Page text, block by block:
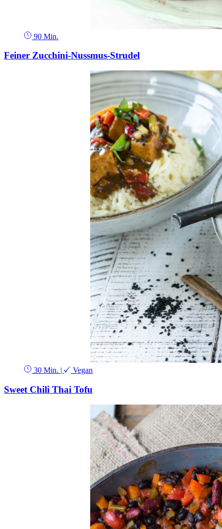
90 Min.
Feiner Zucchini-Nussmus-Strudel
30 Min. | Vegan
Sweet Chili Thai Tofu